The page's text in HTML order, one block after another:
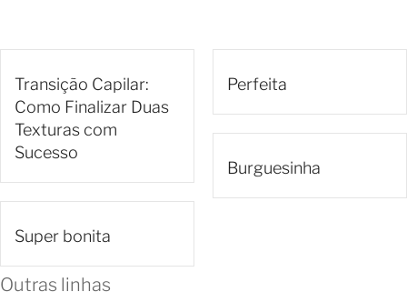
Transição Capilar:
Como Finalizar Duas
Texturas com
Sucesso
Perfeita
Burguesinha
Super bonita
Outras linhas